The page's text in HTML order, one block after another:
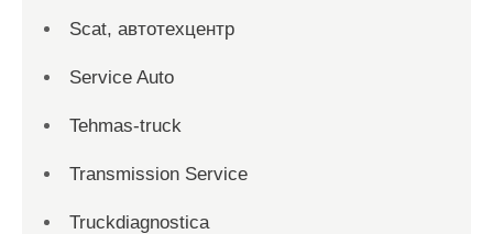
Scat, автотехцентр
Service Auto
Tehmas-truck
Transmission Service
Truckdiagnostica